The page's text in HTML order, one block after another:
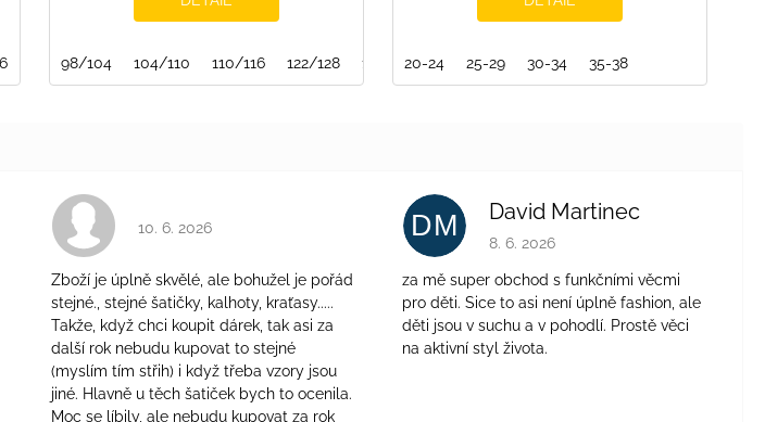
98/104 104/110 110/116 122/128 128/134 134/140
20-24 25-29 30-34 35-38
Hodnocení obchodu je 4 z 5 hvězdiček.
10. 6. 2026
Zboží je úplně skvělé, ale bohužel je pořád
stejné., stejné šatičky, kalhoty, kraťasy.....
Takže, když chci koupit dárek, tak asi za
další rok nebudu kupovat to stejné
(myslím tím střih) i když třeba vzory jsou
jiné. Hlavně u těch šatiček bych to ocenila.
Moc se líbily, ale nebudu kupovat za rok
DM David Martinec
Hodnocení obchodu je 5 z 5 hvězdiček.
8. 6. 2026
za mě super obchod s funkčními věcmi
pro děti. Sice to asi není úplně fashion, ale
děti jsou v suchu a v pohodlí. Prostě věci
na aktivní styl života.